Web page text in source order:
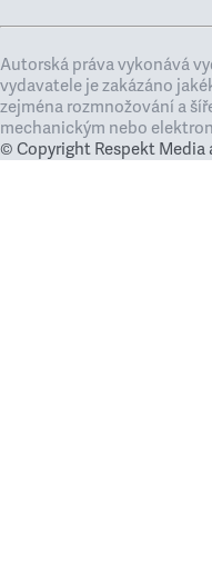
Autorská práva vykonává
vydavatele je zakázáno
zejména rozmnožování a
mechanickým nebo
© Copyright Respekt Media